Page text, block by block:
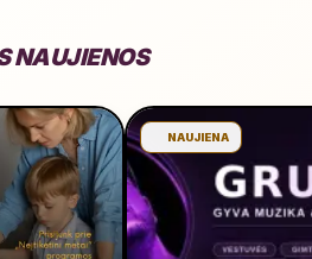
NAUJIENOS
NAUJIENA